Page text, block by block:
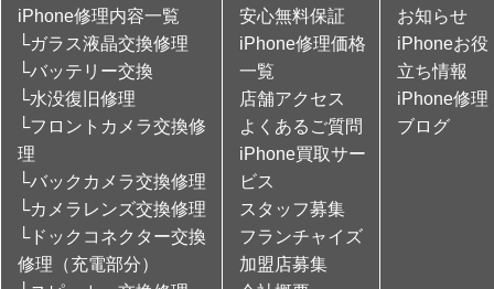
iPhone修理内容一覧
└ガラス液晶交換修理
└バッテリー交換
└水没復旧修理
└フロントカメラ交換修
理
└バックカメラ交換修理
└カメラレンズ交換修理
└ドックコネクター交換
修理（充電部分）
安心無料保証
iPhone修理価格
一覧
店舗アクセス
よくあるご質問
iPhone買取サー
ビス
スタッフ募集
フランチャイズ
加盟店募集
お知らせ
iPhoneお役
立ち情報
iPhone修理
ブログ